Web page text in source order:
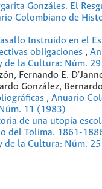
Gonzáles. El
Colombiano de
Instruido en el
obligaciones ,
de la Cultura: Núm.
Fernando E.
González,
, Anuario
11 (1983)
de una utopía
del Tolima. 1861-
de la Cultura: Núm.